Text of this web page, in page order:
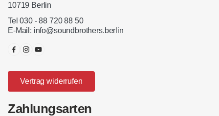
10719 Berlin
Tel 030 - 88 720 88 50
E-Mail: info@soundbrothers.berlin
Vertrag widerrufen
Zahlungsarten